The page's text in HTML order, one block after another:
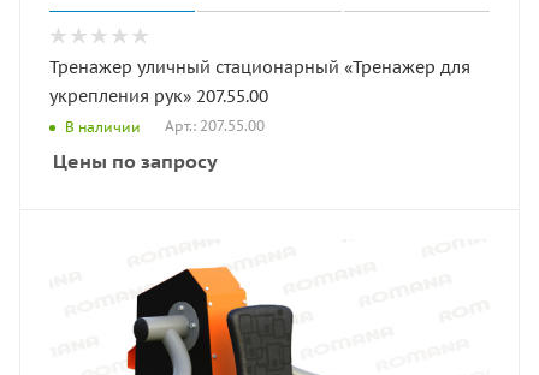
Тренажер уличный стационарный «Тренажер для
укрепления рук» 207.55.00
В наличии Арт.: 207.55.00
Цены по запросу